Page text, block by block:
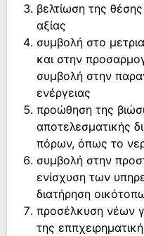
βελτίωση της
αξίας
συμβολή στο
και στην
συμβολή στην
ενέργειας
προώθηση της
αποτελεσματικής
πόρων, όπως το
συμβολή στην
ενίσχυση των
διατήρηση
προσέλκυση νέων
της